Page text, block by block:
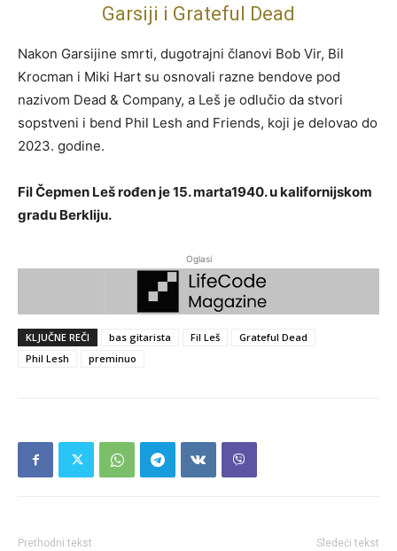
Garsiji i Grateful Dead
Nakon Garsijine smrti, dugotrajni članovi Bob Vir, Bil
Krocman i Miki Hart su osnovali razne bendove pod
nazivom Dead & Company, a Leš je odlučio da stvori
sopstveni i bend Phil Lesh and Friends, koji je delovao do
2023. godine.
Fil Čepmen Leš rođen je 15. marta1940. u kalifornijskom
gradu Berkliju.
Oglasi
KLJUČNE REČI bas gitarista Fil Leš
Grateful Dead
Phil Lesh
preminuo
Prethodni tekst Sledeći tekst